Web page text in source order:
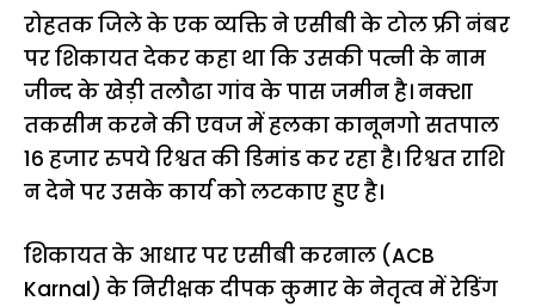
रोहतक जिले के एक व्यक्ति ने एसीबी के टोल फ्री नंबर
पर शिकायत देकर कहा था कि उसकी पत्नी के नाम
जीन्द के खेड़ी तलौढा गांव के पास जमीन है। नक्शा
तकसीम करने की एवज में हलका कानूनगो सतपाल
16 हजार रुपये रिश्वत की डिमांड कर रहा है। रिश्वत राशि
न देने पर उसके कार्य को लटकाए हुए है।
शिकायत के आधार पर एसीबी करनाल (ACB
Karnal) के निरीक्षक दीपक कुमार के नेतृत्व में रेडिंग